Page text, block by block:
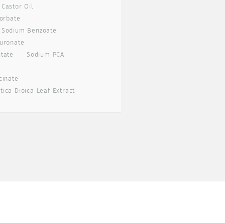
Castor Oil
Sodium Benzoate
Sodium PCA
Dioica Leaf Extract